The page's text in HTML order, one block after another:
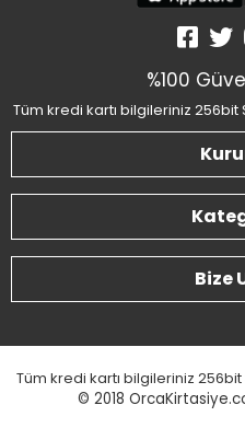
%100
Tüm kredi kartı bilgileriniz 256bit
Bize
Tüm kredi kartı bilgileriniz 256bit
© 2018